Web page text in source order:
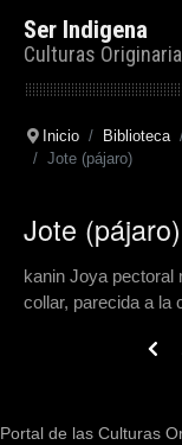
Ser Indigena
Culturas
Inicio Biblioteca
Jote (pájaro)
Jote (pájaro)
kanin Joya pectoral
collar, parecida a la
Portal de las Culturas